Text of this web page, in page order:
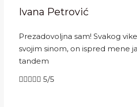
Ivana Petrović
Prezadovoljna sam! Svakog
svojim sinom, on ispred mene
tandem
 5/5